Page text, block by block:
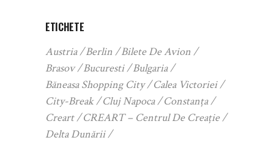
ETICHETE
Austria Berlin
Bilete De Avion
Brasov
Bucuresti
Bulgaria
Băneasa Shopping City
Calea Victoriei
City-Break
Cluj Napoca
Constanța
Creart
CREART – Centrul De Creație
Delta Dunării